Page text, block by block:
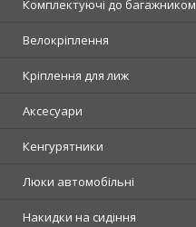
Комплектуючі до багажником
Велокріплення
Кріплення для лиж
Аксесуари
Кенгурятники
Люки автомобільні
Накидки на сидіння